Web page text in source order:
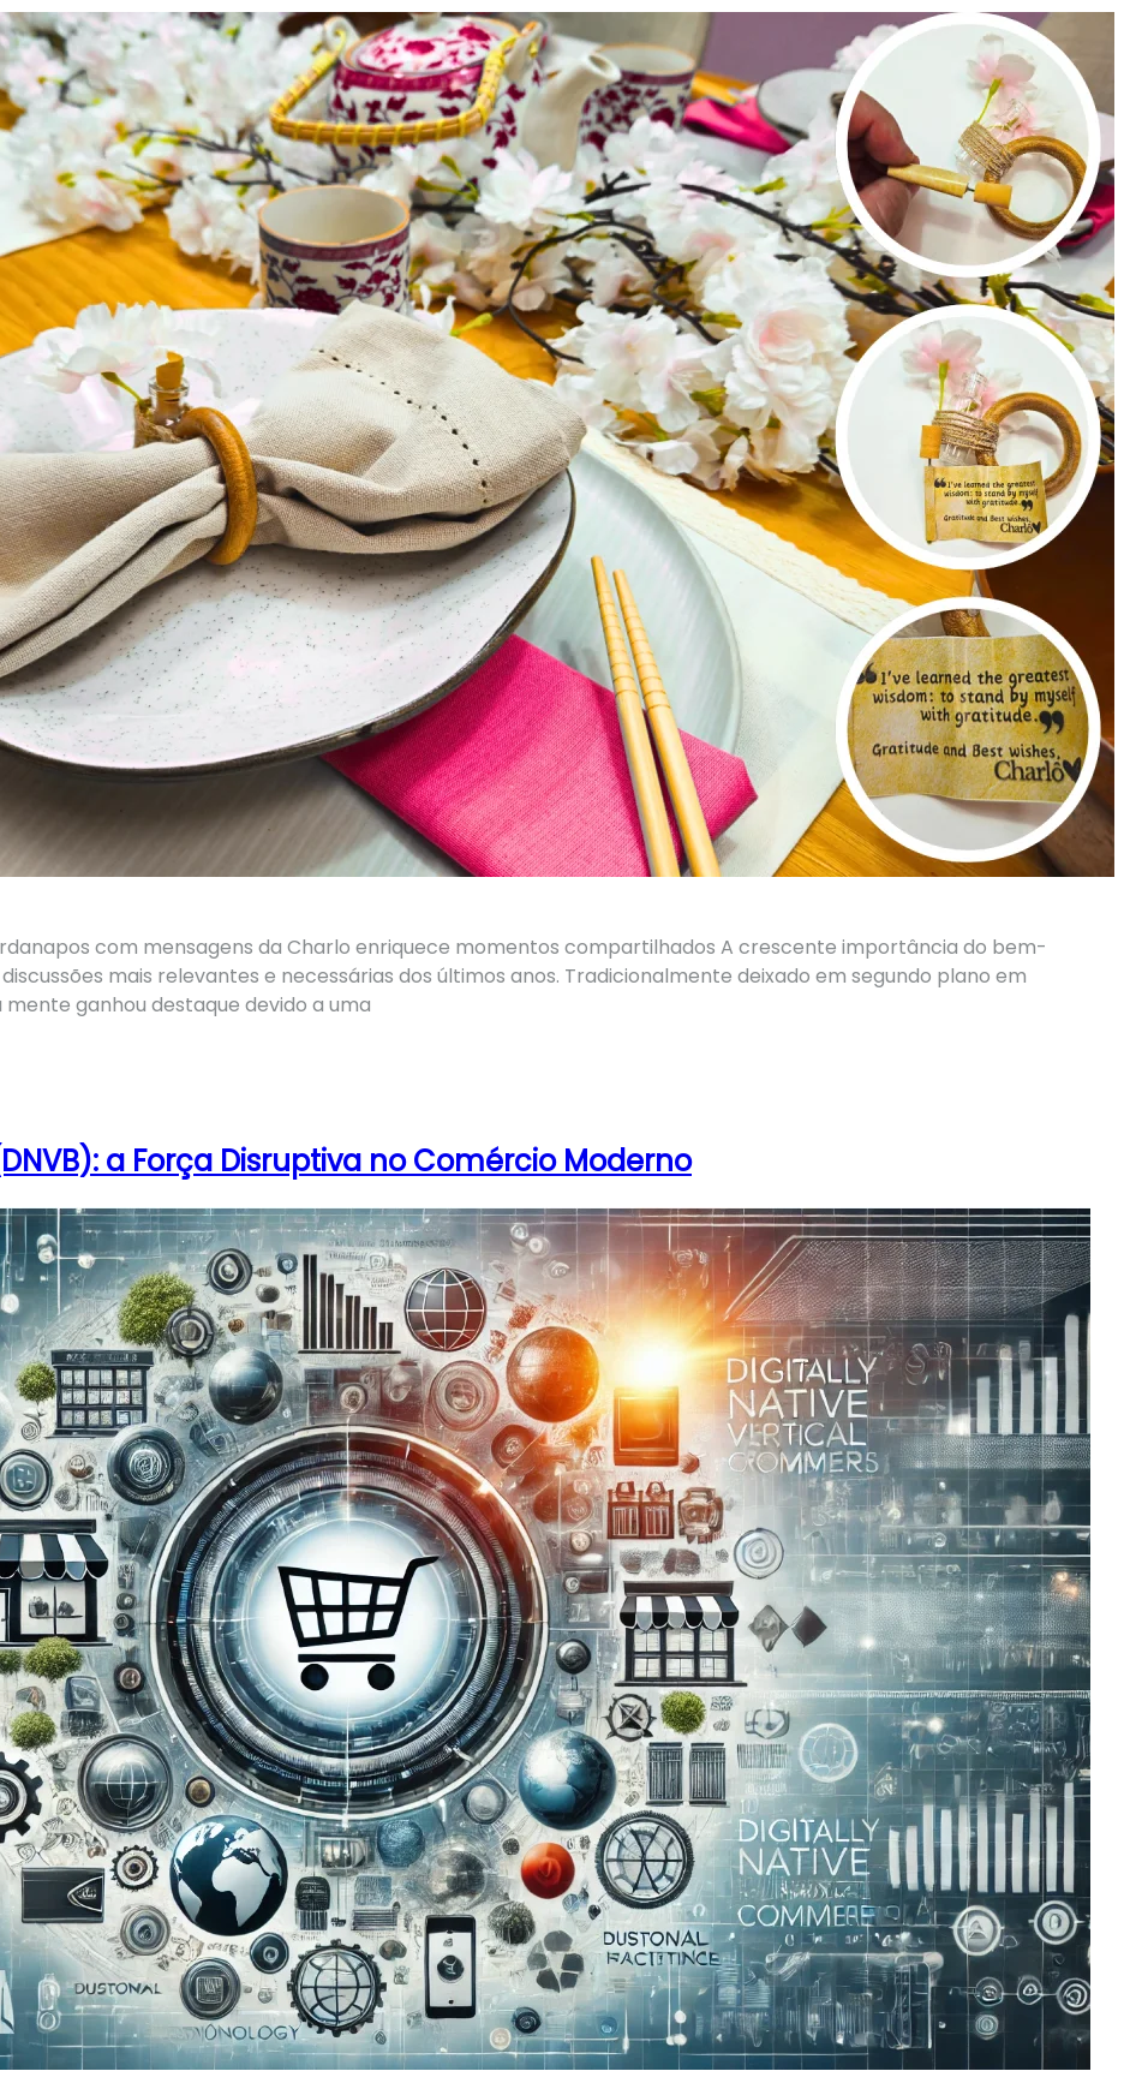
com mensagens da Charlo enriquece momentos compartilhados A crescente importância do bem-
mais relevantes e necessárias dos últimos anos. Tradicionalmente deixado em segundo plano em
ganhou destaque devido a uma
a Força Disruptiva no Comércio Moderno